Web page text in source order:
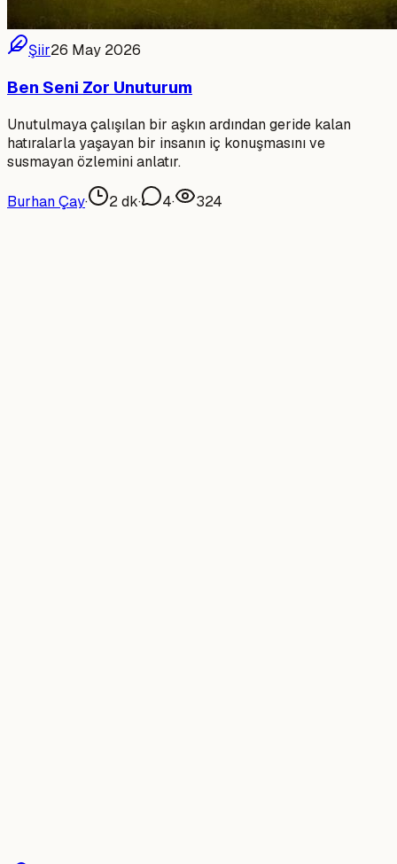
Şiir26 May 2026
Ben Seni Zor Unuturum
Unutulmaya çalışılan bir aşkın ardından geride kalan
hatıralarla yaşayan bir insanın iç konuşmasını ve
susmayan özlemini anlatır.
Burhan Çay· 2dk· 4· 324